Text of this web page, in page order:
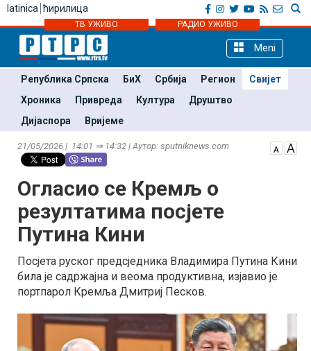
latinica ћирилица
ТВ УЖИВО РАДИО УЖИВО
Meni
Република Српска БиХ Србија Регион
Свијет
Хроника
Привреда Култура
Друштво
Дијаспора
Вријеме
21/05/2026 | 14:01 ⇒ 14:32 | Аутор: sputniknews.com
Огласио се Кремљ о
резултатима посјете
Путина Кини
Посјета руског предсједника Владимира Путина Кини
била је садржајна и веома продуктивна, изјавио је
портпарол Кремља Дмитриј Песков.